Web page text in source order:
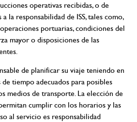
operativas recibidas, o de
a la responsabilidad de ISS, tales como,
portuarias, condiciones del
mayor o disposiciones de las
de planificar su viaje teniendo en
tiempo adecuados para posibles
medios de transporte. La elección de
cumplir con los horarios y las
al servicio es responsabilidad